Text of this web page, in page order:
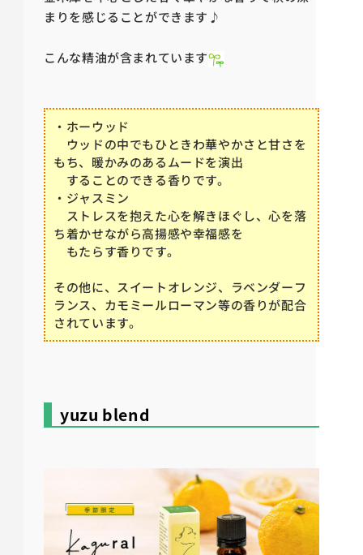
まりを感じることができます♪
こんな精油が含まれています
・ホーウッド
ウッドの中でもひときわ華やかさと甘さを
もち、暖かみのあるムードを演出
することのできる香りです。
・ジャスミン
ストレスを抱えた心を解きほぐし、心を落
ち着かせながら高揚感や幸福感を
もたらす香りです。
その他に、スイートオレンジ、ラベンダーフ
ランス、カモミールローマン等の香りが配合
されています。
yuzu blend